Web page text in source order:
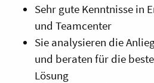
Sehr gute Kenntnisse in
und Teamcenter
Sie analysieren die
und beraten für die
Lösung